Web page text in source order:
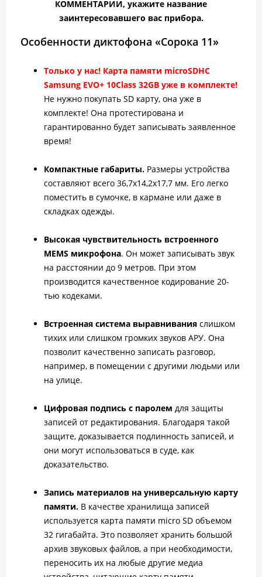
КОММЕНТАРИИ, укажите название
заинтересовавшего вас прибора.
Особенности диктофона «Сорока 11»
Только у нас! Карта памяти microSDHC
Samsung EVO+ 10Class 32GB уже в комплекте!
Не нужно покупать SD карту, она уже в
комплекте! Она протестирована и
гарантированно будет записывать заявленное
время!
Компактные габариты. Размеры устройства
составляют всего 36,7x14,2x17,7 мм. Его легко
поместить в сумочке, в кармане или даже в
складках одежды.
Высокая чувствительность встроенного
MEMS микрофона. Он может записывать звук
на расстоянии до 9 метров. При этом
производится качественное кодирование 20-
тью кодеками.
Встроенная система выравнивания слишком
тихих или слишком громких звуков АРУ. Она
позволит качественно записать разговор,
например, в помещении с другими людьми или
на улице.
Цифровая подпись с паролем для защиты
записей от редактирования. Благодаря такой
защите, доказывается подлинность записей, и
они могут использоваться в суде, как
доказательство.
Запись материалов на универсальную карту
памяти. В качестве хранилища записей
используется карта памяти micro SD объемом
32 гигабайта. Это позволяет хранить большой
архив звуковых файлов, а при необходимости,
переносить их на любые другие медиа